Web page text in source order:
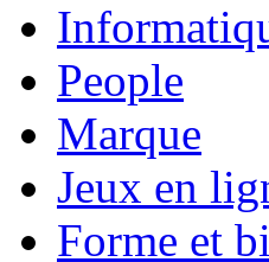
People
Marque
Jeux en
Forme et